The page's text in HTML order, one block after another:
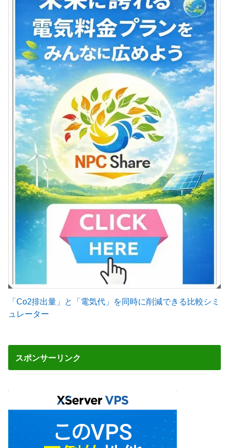
「Co2排出量」と「電気代」を同時に削減できる比較シミ
ュレーター
スポンサーリンク